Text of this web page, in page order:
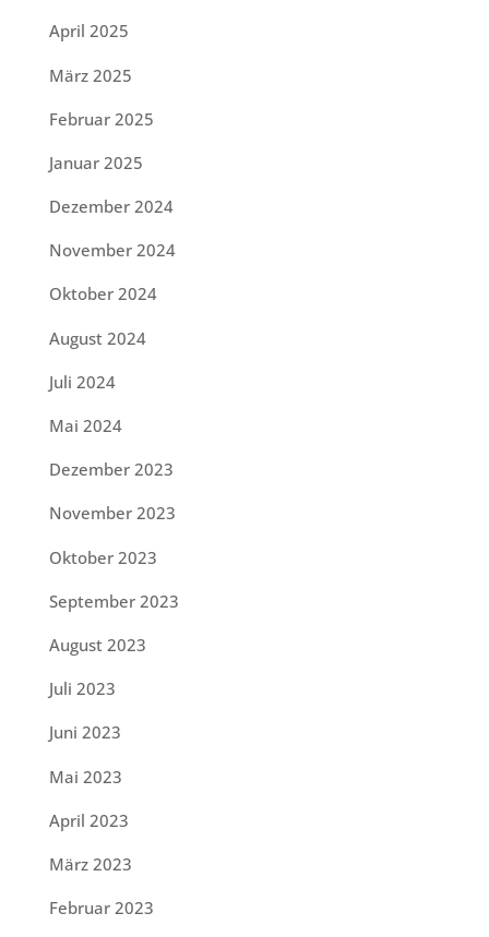
April 2025
März 2025
Februar 2025
Januar 2025
Dezember 2024
November 2024
Oktober 2024
August 2024
Juli 2024
Mai 2024
Dezember 2023
November 2023
Oktober 2023
September 2023
August 2023
Juli 2023
Juni 2023
Mai 2023
April 2023
März 2023
Februar 2023